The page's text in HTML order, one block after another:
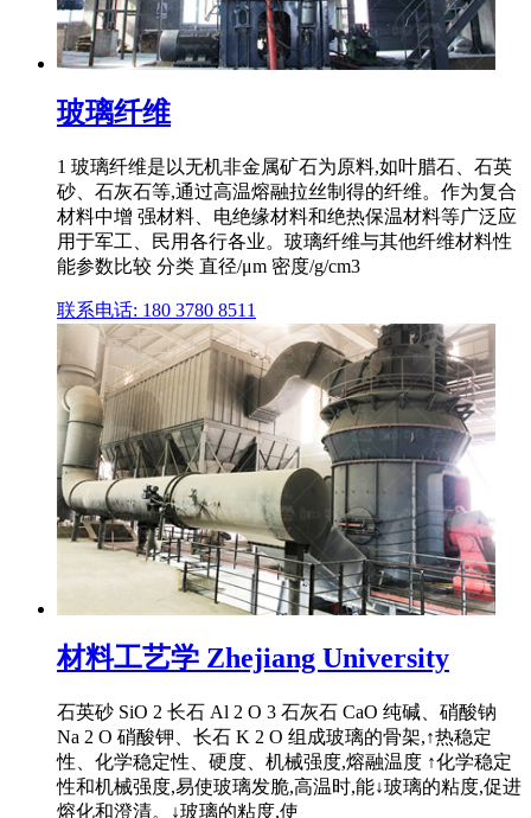
玻璃纤维
1 玻璃纤维是以无机非金属矿石为原料,如叶腊石、石英
砂、石灰石等,通过高温熔融拉丝制得的纤维。作为复合
材料中增 强材料、电绝缘材料和绝热保温材料等广泛应
用于军工、民用各行各业。玻璃纤维与其他纤维材料性
能参数比较 分类 直径/μm 密度/g/cm3
联系电话: 180 3780 8511
材料工艺学 Zhejiang University
石英砂 SiO 2 长石 Al 2 O 3 石灰石 CaO 纯碱、硝酸钠
Na 2 O 硝酸钾、长石 K 2 O 组成玻璃的骨架,↑热稳定
性、化学稳定性、硬度、机械强度,熔融温度 ↑化学稳定
性和机械强度,易使玻璃发脆,高温时,能↓玻璃的粘度,促进
熔化和澄清。↓玻璃的粘度,使